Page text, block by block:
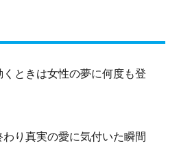
ときは女性の夢に何度も登
り真実の愛に気付いた瞬間